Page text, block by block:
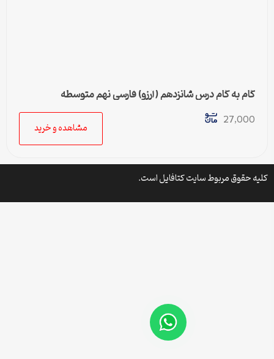
گام به گام درس شانزدهم (آرزو) فارسی نهم متوسطه
27,000
مشاهده و خرید
کلیه حقوق مربوط سایت کتافایل است.